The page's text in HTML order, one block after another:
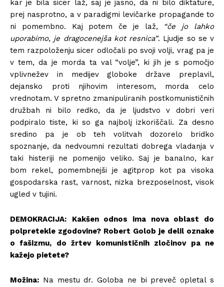
kar je bila sicer laž, saj je jasno, da ni bilo diktature,
prej nasprotno, a v paradigmi levičarke propagande to
ni pomembno. Kaj potem če je laž, “če jo lahko
uporabimo, je dragocenejša kot resnica”. Ljudje so se v
tem razpoloženju sicer odločali po svoji volji, vrag pa je
v tem, da je morda ta val “volje”, ki jih je s pomočjo
vplivnežev in medijev globoke države preplavil,
dejansko proti njihovim interesom, morda celo
vrednotam. V spretno zmanipuliranih postkomunističnih
družbah ni bilo redko, da je ljudstvo v dobri veri
podpiralo tiste, ki so ga najbolj izkoriščali. Za desno
sredino pa je ob teh volitvah dozorelo bridko
spoznanje, da nedvoumni rezultati dobrega vladanja v
taki histeriji ne pomenijo veliko. Saj je banalno, kar
bom rekel, pomembnejši je agitprop kot pa visoka
gospodarska rast, varnost, nizka brezposelnost, visok
ugled v tujini.
DEMOKRACIJA:
Kakšen odnos ima nova oblast do
polpretekle zgodovine? Robert Golob je delil oznake
o fašizmu, do žrtev komunističnih zločinov pa ne
kažejo pietete?
Možina: Na mestu dr. Goloba ne bi preveč opletal s